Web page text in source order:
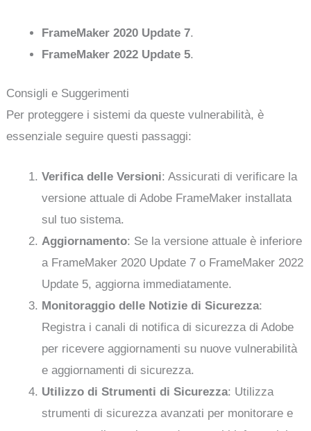
FrameMaker 2020 Update 7.
FrameMaker 2022 Update 5.
Consigli e Suggerimenti
Per proteggere i sistemi da queste vulnerabilità, è
essenziale seguire questi passaggi:
Verifica delle Versioni: Assicurati di verificare la
versione attuale di Adobe FrameMaker installata
sul tuo sistema.
Aggiornamento: Se la versione attuale è inferiore
a FrameMaker 2020 Update 7 o FrameMaker 2022
Update 5, aggiorna immediatamente.
Monitoraggio delle Notizie di Sicurezza:
Registra i canali di notifica di sicurezza di Adobe
per ricevere aggiornamenti su nuove vulnerabilità
e aggiornamenti di sicurezza.
Utilizzo di Strumenti di Sicurezza: Utilizza
strumenti di sicurezza avanzati per monitorare e